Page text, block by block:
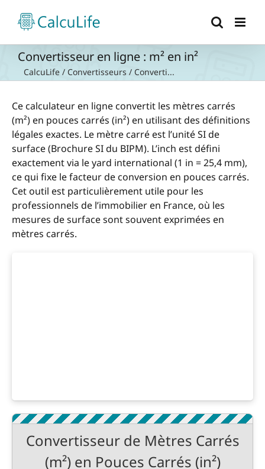
contenu
Convertisseur en ligne : m² en in²
CalcuLife / Convertisseurs / Converti...
Ce calculateur en ligne convertit les mètres carrés
(m²) en pouces carrés (in²) en utilisant des définitions
légales exactes. Le mètre carré est l’unité SI de
surface (Brochure SI du BIPM). L’inch est défini
exactement via le yard international (1 in = 25,4 mm),
ce qui fixe le facteur de conversion en pouces carrés.
Cet outil est particulièrement utile pour les
professionnels de l’immobilier en France, où les
mesures de surface sont souvent exprimées en
mètres carrés.
Convertisseur de Mètres Carrés
(m²) en Pouces Carrés (in²)